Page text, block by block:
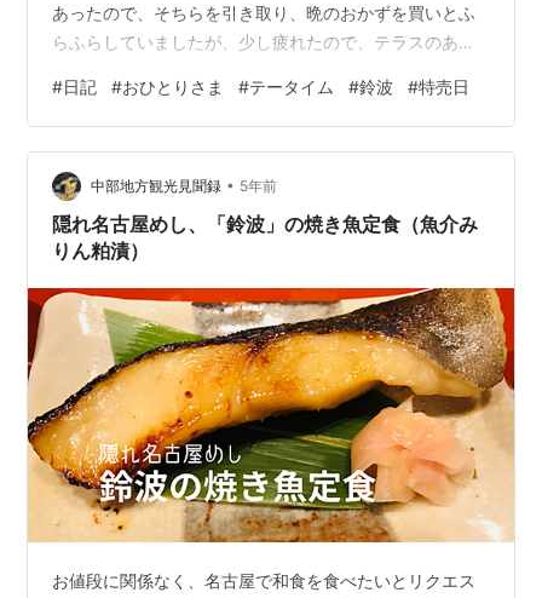
あったので、そちらを引き取り、晩のおかずを買いとふ
らふらしていましたが、少し疲れたので、テラスのある
で、読む本もなく、スマホを見る気にもなれず、たまに
やってくる雀を眺めたりと、本当にただぼんやりとして
いました。専業主婦などというものは、毎日毎日決まっ
たことの繰り返しで、頭を使うようなことはありませ
ん。これではどんどん脳の働きが悪くなるのでは？など
と危惧しているところですが、今日のようにさらにぼん
#日記 #おひとりさま #テータイム #鈴波 #特売日
中部地方観光見聞録 • 5年前
隠れ名古屋めし、「鈴波」の焼き魚定食（魚介み
りん粕漬）
お値段に関係なく、名古屋で和食を食べたいとリクエス